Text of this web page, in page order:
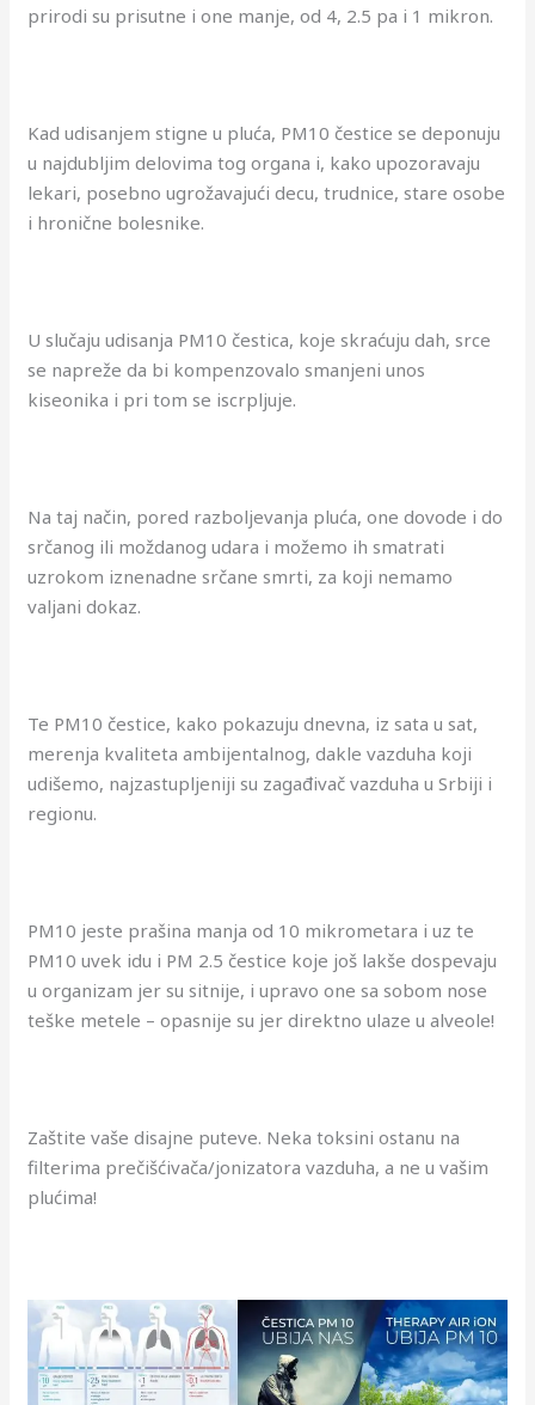
prirodi su prisutne i one manje, od 4, 2.5 pa i 1 mikron.
Kad udisanjem stigne u pluća, PM10 čestice se deponuju
u najdubljim delovima tog organa i, kako upozoravaju
lekari, posebno ugrožavajući decu, trudnice, stare osobe
i hronične bolesnike.
U slučaju udisanja PM10 čestica, koje skraćuju dah, srce
se napreže da bi kompenzovalo smanjeni unos
kiseonika i pri tom se iscrpljuje.
Na taj način, pored razboljevanja pluća, one dovode i do
srčanog ili moždanog udara i možemo ih smatrati
uzrokom iznenadne srčane smrti, za koji nemamo
valjani dokaz.
Te PM10 čestice, kako pokazuju dnevna, iz sata u sat,
merenja kvaliteta ambijentalnog, dakle vazduha koji
udišemo, najzastupljeniji su zagađivač vazduha u Srbiji i
regionu.
PM10 jeste prašina manja od 10 mikrometara i uz te
PM10 uvek idu i PM 2.5 čestice koje još lakše dospevaju
u organizam jer su sitnije, i upravo one sa sobom nose
teške metele – opasnije su jer direktno ulaze u alveole!
Zaštite vaše disajne puteve. Neka toksini ostanu na
filterima prečišćivača/jonizatora vazduha, a ne u vašim
plućima!